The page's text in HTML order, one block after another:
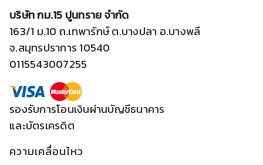
บริษัท กม.15 ปูนทราย จำกัด
163/1 ม.10 ถ.เทพารักษ์ ต.บางปลา อ.บางพลี
จ.สมุทรปราการ 10540
0115543007255
รองรับการโอนเงินผ่านบัญชีธนาคาร
และบัตรเครดิต
ความเคลื่อนไหว